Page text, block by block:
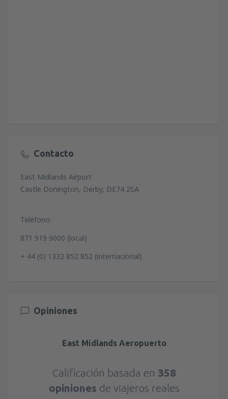
Contacto
East Midlands Airport
Castle Donington, Derby, DE74 2SA
Teléfono:
871 919 9000 (local)
+ 44 (0) 1332 852 852 (internacional)
Opiniones
East Midlands Aeropuerto
Calificación basada en 358
opiniones de viajeros reales